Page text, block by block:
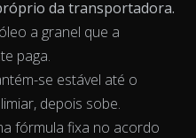
Time. Data ranges from
da transportadora.
a granel que a
paga.
se estável até o
depois sobe.
fórmula fixa no acordo